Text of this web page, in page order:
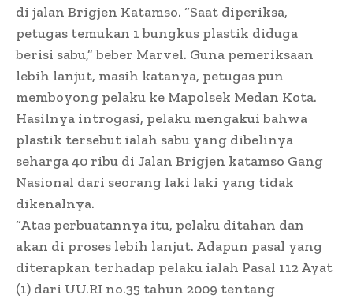
di jalan Brigjen Katamso. “Saat diperiksa,
petugas temukan 1 bungkus plastik diduga
berisi sabu,” beber Marvel. Guna pemeriksaan
lebih lanjut, masih katanya, petugas pun
memboyong pelaku ke Mapolsek Medan Kota.
Hasilnya introgasi, pelaku mengakui bahwa
plastik tersebut ialah sabu yang dibelinya
seharga 40 ribu di Jalan Brigjen katamso Gang
Nasional dari seorang laki laki yang tidak
dikenalnya.
“Atas perbuatannya itu, pelaku ditahan dan
akan di proses lebih lanjut. Adapun pasal yang
diterapkan terhadap pelaku ialah Pasal 112 Ayat
(1) dari UU.RI no.35 tahun 2009 tentang